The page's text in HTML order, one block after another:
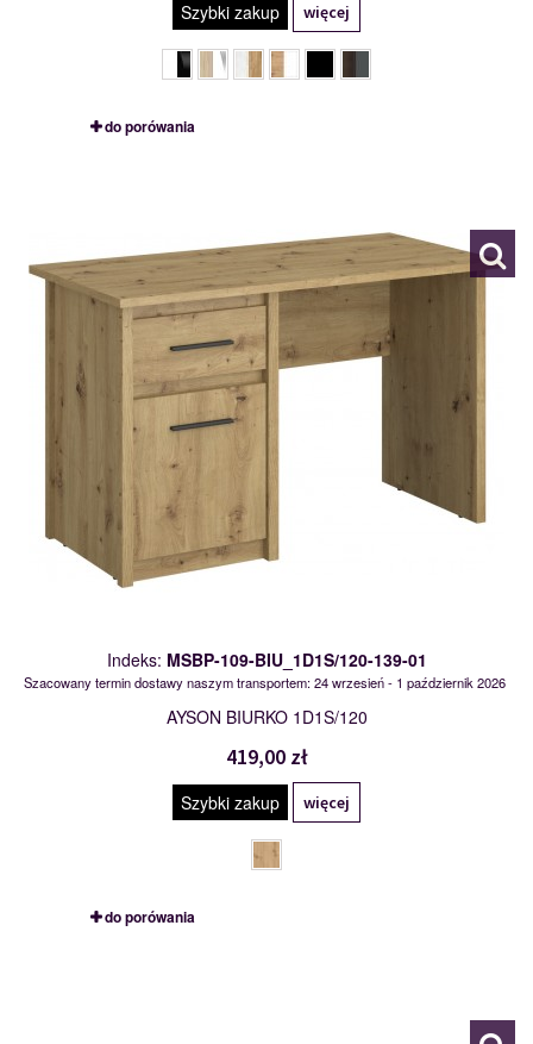
Szybki zakup więcej
do porówania
Indeks: MSBP-109-BIU_1D1S/120-139-01
Szacowany termin dostawy naszym transportem: 24 wrzesień - 1 październik 2026
AYSON BIURKO 1D1S/120
419,00 zł
Szybki zakup więcej
do porówania